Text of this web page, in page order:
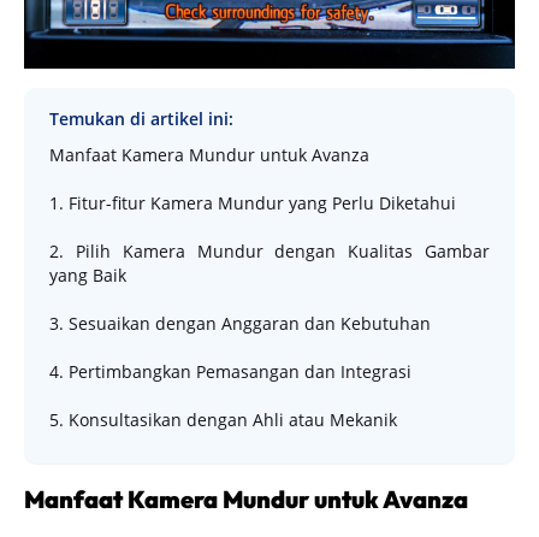
Temukan di artikel ini:
Manfaat Kamera Mundur untuk Avanza
1. Fitur-fitur Kamera Mundur yang Perlu Diketahui
2. Pilih Kamera Mundur dengan Kualitas Gambar
yang Baik
3. Sesuaikan dengan Anggaran dan Kebutuhan
4. Pertimbangkan Pemasangan dan Integrasi
5. Konsultasikan dengan Ahli atau Mekanik
Manfaat Kamera Mundur untuk Avanza